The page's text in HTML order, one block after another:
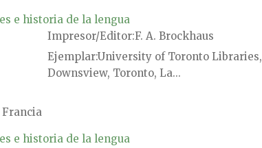
e historia de la lengua
Impresor/Editor F. A. Brockhaus
EjemplarUniversity of Toronto Libraries,
Downsview, Toronto, La...
Francia
e historia de la lengua